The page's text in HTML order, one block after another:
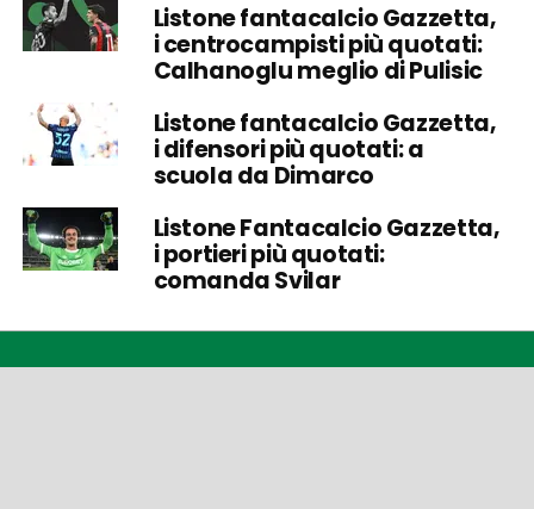
Listone fantacalcio Gazzetta,
i centrocampisti più quotati:
Calhanoglu meglio di Pulisic
Listone fantacalcio Gazzetta,
i difensori più quotati: a
scuola da Dimarco
Listone Fantacalcio Gazzetta,
i portieri più quotati:
comanda Svilar